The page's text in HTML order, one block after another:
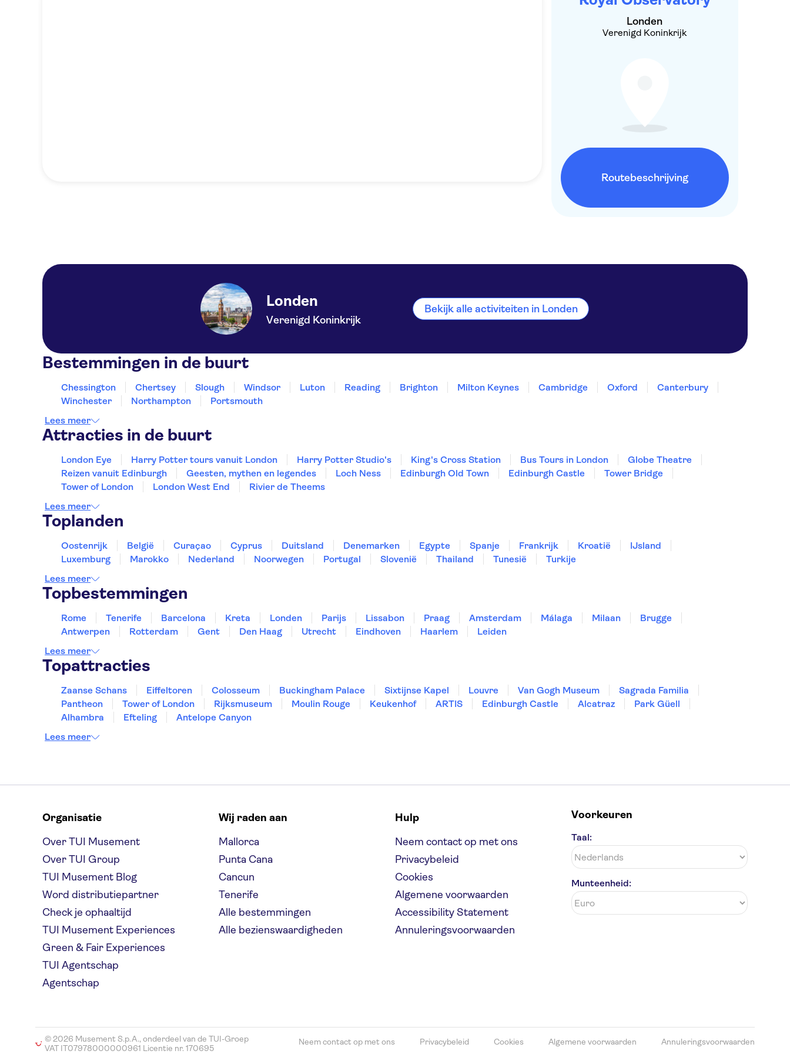
Londen
Verenigd Koninkrijk
Routebeschrijving
Londen
Verenigd Koninkrijk
Bekijk alle activiteiten in Londen
Bestemmingen in de buurt
Chessington Chertsey Slough Windsor Luton Reading Brighton Milton Keynes Cambridge Oxford
Canterbury
Winchester
Northampton
Portsmouth
Lees meer
Attracties in de buurt
London Eye Harry Potter tours vanuit London Harry Potter Studio's King's Cross Station Bus Tours in London
Globe Theatre
Reizen vanuit Edinburgh
Geesten, mythen en legendes Loch Ness Edinburgh Old Town Edinburgh Castle
Tower Bridge
Tower of London
London West End
Rivier de Theems
Lees meer
Toplanden
Oostenrijk België Curaçao Cyprus Duitsland Denemarken Egypte Spanje Frankrijk Kroatië
IJsland
Luxemburg
Marokko Nederland Noorwegen Portugal Slovenië Thailand Tunesië
Turkije
Lees meer
Topbestemmingen
Rome Tenerife Barcelona Kreta Londen Parijs Lissabon Praag Amsterdam Málaga Milaan
Brugge
Antwerpen
Rotterdam Gent Den Haag Utrecht Eindhoven Haarlem
Leiden
Lees meer
Topattracties
Zaanse Schans Eiffeltoren Colosseum Buckingham Palace Sixtijnse Kapel Louvre Van Gogh Museum
Sagrada Familia
Pantheon
Tower of London Rijksmuseum Moulin Rouge Keukenhof ARTIS Edinburgh Castle Alcatraz
Park Güell
Alhambra
Efteling
Antelope Canyon
Lees meer
Organisatie
Over TUI Musement
Over TUI Group
TUI Musement Blog
Word distributiepartner
Check je ophaaltijd
TUI Musement Experiences
Green & Fair Experiences
TUI Agentschap
Agentschap
Wij raden aan
Mallorca
Punta Cana
Cancun
Tenerife
Alle bestemmingen
Alle bezienswaardigheden
Hulp
Neem contact op met ons
Privacybeleid
Cookies
Algemene voorwaarden
Accessibility Statement
Annuleringsvoorwaarden
Voorkeuren
Taal:
Munteenheid:
© 2026 Musement S.p.A., onderdeel van de TUI-Groep
VAT IT07978000000961 Licentie nr. 170695
Neem contact op met ons Privacybeleid Cookies Algemene voorwaarden Annuleringsvoorwaarden